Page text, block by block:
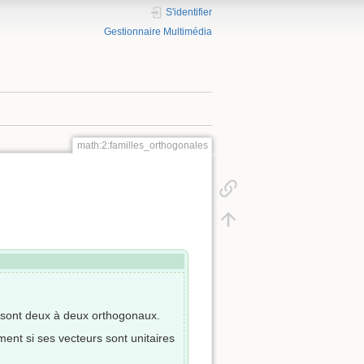
S'identifier
Gestionnaire Multimédia
math:2:familles_orthogonales
deux à deux orthogonaux.
si ses vecteurs sont unitaires